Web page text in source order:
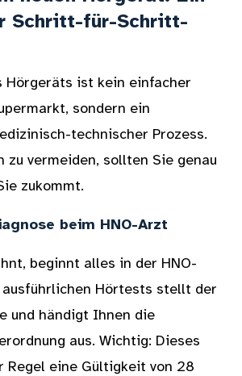
Schritt-für-Schritt-
Hörgeräts ist kein einfacher
sondern ein
technischer Prozess.
zu vermeiden, sollten Sie genau
zukommt.
beim HNO-Arzt
beginnt alles in der HNO-
ausführlichen Hörtests stellt der
und händigt Ihnen die
aus. Wichtig: Dieses
Regel eine Gültigkeit von 28